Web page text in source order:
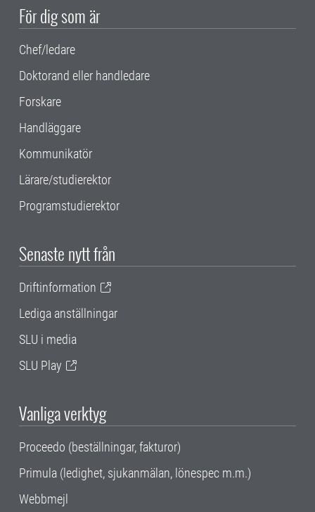
För dig som är
Chef/ledare
Doktorand eller handledare
Forskare
Handläggare
Kommunikatör
Lärare/studierektor
Programstudierektor
Senaste nytt från
Driftinformation
Lediga anställningar
SLU i media
SLU Play
Vanliga verktyg
Proceedo (beställningar, fakturor)
Primula (ledighet, sjukanmälan, lönespec m.m.)
Webbmejl